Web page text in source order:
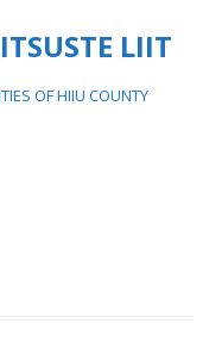
LIIT
OF HIIU COUNTY